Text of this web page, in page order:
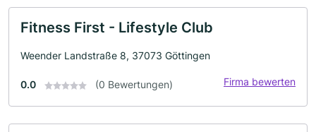
Fitness First - Lifestyle Club
Weender Landstraße 8, 37073 Göttingen
0.0 (0 Bewertungen) Firma bewerten